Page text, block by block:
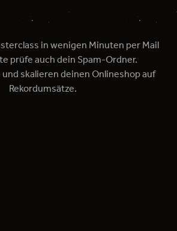
in wenigen Minuten per Mail
prüfe auch dein Spam-Ordner.
skalieren deinen Onlineshop auf
Rekordumsätze.